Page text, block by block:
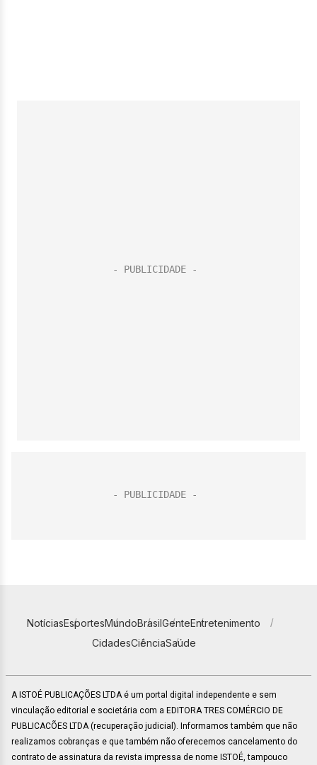
NotíciasEsportesMundoBrasilGenteEntretenimento
CidadesCiênciaSaúde
A ISTOÉ PUBLICAÇÕES LTDA é um portal digital independente e sem
vinculação editorial e societária com a EDITORA TRES COMÉRCIO DE
PUBLICACÕES LTDA (recuperação judicial). Informamos também que não
realizamos cobranças e que também não oferecemos cancelamento do
contrato de assinatura da revista impressa de nome ISTOÉ, tampouco